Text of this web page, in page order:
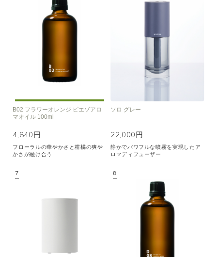
B02 フラワーオレンジ ピエゾアロ
マオイル 100ml
4,840円
フローラルの華やかさと柑橘の爽や
かさが融け合う
ソロ グレー
22,000円
静かでパワフルな噴霧を実現したア
ロマディフューザー